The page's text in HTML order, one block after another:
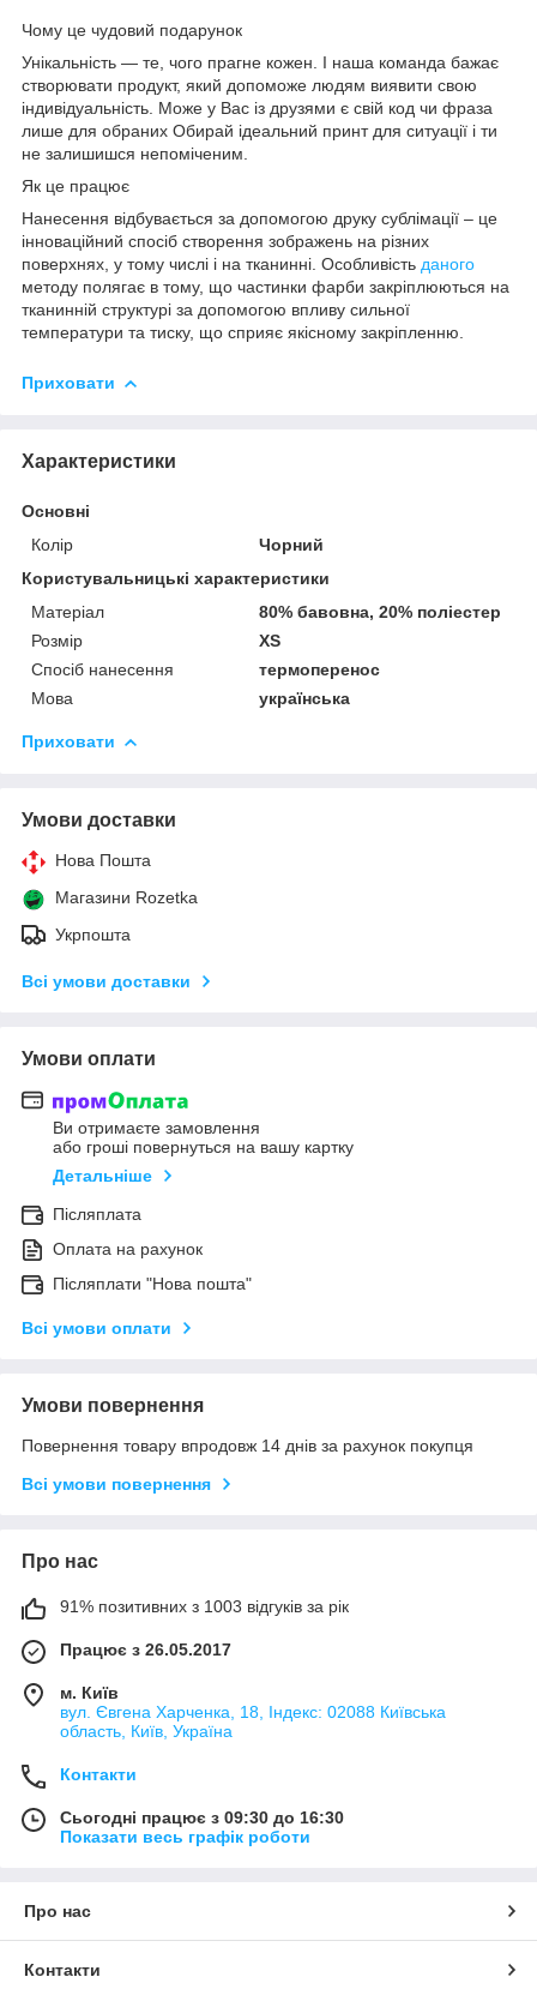
Чому це чудовий подарунок
Унікальність — те, чого прагне кожен. І наша команда бажає
створювати продукт, який допоможе людям виявити свою
індивідуальність. Може у Вас із друзями є свій код чи фраза
лише для обраних Обирай ідеальний принт для ситуації і ти
не залишишся непоміченим.
Як це працює
Нанесення відбувається за допомогою друку сублімації – це
інноваційний спосіб створення зображень на різних
поверхнях, у тому числі і на тканинні. Особливість даного
методу полягає в тому, що частинки фарби закріплюються на
тканинній структурі за допомогою впливу сильної
температури та тиску, що сприяє якісному закріпленню.
Приховати
Характеристики
Основні
Колір
Чорний
Користувальницькі характеристики
Матеріал
80% бавовна, 20% поліестер
Розмір
XS
Спосіб нанесення
термоперенос
Мова
українська
Приховати
Умови доставки
Нова Пошта
Магазини Rozetka
Укрпошта
Всі умови доставки
Умови оплати
Ви отримаєте замовлення
або гроші повернуться на вашу картку
Детальніше
Післяплата
Оплата на рахунок
Післяплати "Нова пошта"
Всі умови оплати
Умови повернення
Повернення товару впродовж 14 днів за рахунок покупця
Всі умови повернення
Про нас
91% позитивних з 1003 відгуків за рік
Працює з 26.05.2017
м. Київ
вул. Євгена Харченка, 18, Індекс: 02088 Київська
область, Київ, Україна
Контакти
Сьогодні працює з 09:30 до 16:30
Показати весь графік роботи
Про нас
Контакти